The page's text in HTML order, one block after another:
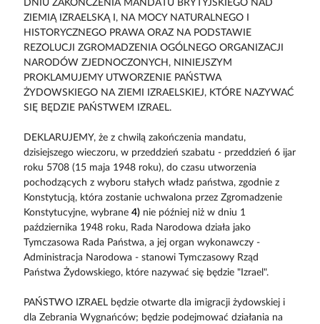
DNIU ZAKOŃCZENIA MANDATU BRYTYJSKIEGO NAD
ZIEMIĄ IZRAELSKĄ I, NA MOCY NATURALNEGO I
HISTORYCZNEGO PRAWA ORAZ NA PODSTAWIE
REZOLUCJI ZGROMADZENIA OGÓLNEGO ORGANIZACJI
NARODÓW ZJEDNOCZONYCH, NINIEJSZYM
PROKLAMUJEMY UTWORZENIE PAŃSTWA
ŻYDOWSKIEGO NA ZIEMI IZRAELSKIEJ, KTÓRE NAZYWAĆ
SIĘ BĘDZIE PAŃSTWEM IZRAEL.
DEKLARUJEMY, że z chwilą zakończenia mandatu,
dzisiejszego wieczoru, w przeddzień szabatu - przeddzień 6 ijar
roku 5708 (15 maja 1948 roku), do czasu utworzenia
pochodzących z wyboru stałych władz państwa, zgodnie z
Konstytucją, która zostanie uchwalona przez Zgromadzenie
Konstytucyjne, wybrane 4)nie później niż w dniu 1
października 1948 roku, Rada Narodowa działa jako
Tymczasowa Rada Państwa, a jej organ wykonawczy -
Administracja Narodowa - stanowi Tymczasowy Rząd
Państwa Żydowskiego, które nazywać się będzie "Izrael".
PAŃSTWO IZRAEL będzie otwarte dla imigracji żydowskiej i
dla Zebrania Wygnańców; będzie podejmować działania na